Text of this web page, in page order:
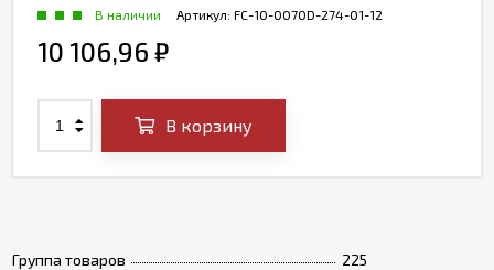
Группа товаров
225
Артикул: FC-10-0070D-274-01-12
В наличии
10 106,96 ₽
В корзину